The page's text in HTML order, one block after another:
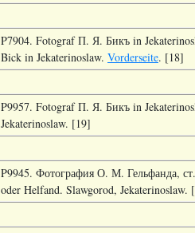
P7904. Fotograf П. Я. Бикъ in
Bick in Jekaterinoslaw. Vorderseite. [18]
P9957. Fotograf П. Я. Бикъ in
Jekaterinoslaw. [19]
P9945. Фотография О. М. Гельфанда,
oder Helfand. Slawgorod, Jekaterinoslaw.